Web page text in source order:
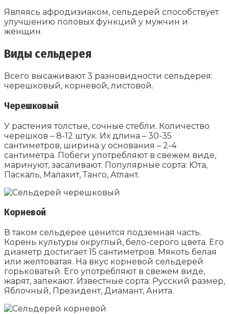
Являясь афродизиаком, сельдерей способствует
улучшению половых функций у мужчин и
женщин.
Виды сельдерея
Всего высаживают 3 разновидности сельдерея:
черешковый, корневой, листовой.
Черешковый
У растения толстые, сочные стебли. Количество
черешков – 8-12 штук. Их длина – 30-35
сантиметров, ширина у основания – 2-4
сантиметра. Побеги употребляют в свежем виде,
маринуют, засаливают. Популярные сорта: Юта,
Паскаль, Малахит, Танго, Атлант.
Корневой
В таком сельдерее ценится подземная часть.
Корень культуры округлый, бело-серого цвета. Его
диаметр достигает 15 сантиметров. Мякоть белая
или желтоватая. На вкус корневой сельдерей
горьковатый. Его употребляют в свежем виде,
жарят, запекают. Известные сорта: Русский размер,
Яблочный, Президент, Диамант, Анита.